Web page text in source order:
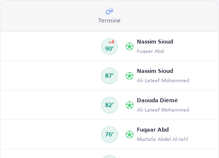
Terminé
90’
+4 Nassim Sioud
Fuqaar Abd
87’
Nassim Sioud
Ali Lateef Mohammed
82’
Daouda Diémé
Ali Lateef Mohammed
76’
Fuqaar Abd
Mustafa Abdel Al-Jalil